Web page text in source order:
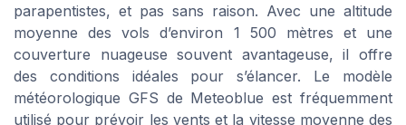
parapentistes, et pas sans raison. Avec une altitude
moyenne des vols d’environ 1 500 mètres et une
couverture nuageuse souvent avantageuse, il offre
des conditions idéales pour s’élancer. Le modèle
météorologique GFS de Meteoblue est fréquemment
utilisé pour prévoir les vents et la vitesse moyenne des